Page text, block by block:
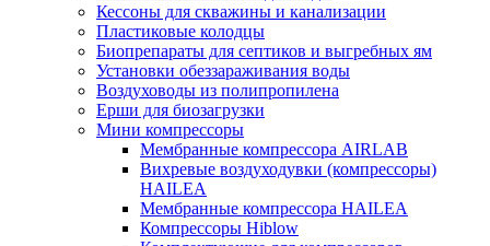
Кессоны для скважины и канализации
Пластиковые колодцы
Биопрепараты для септиков и выгребных ям
Установки обеззараживания воды
Воздуховоды из полипропилена
Ерши для биозагрузки
Мини компрессоры
Мембранные компрессора AIRLAB
Вихревые воздуходувки (компрессоры)
HAILEA
Мембранные компрессора HAILEA
Компрессоры Hiblow